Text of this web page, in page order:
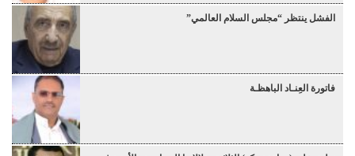
الفشل ينتظر “مجلس السلام العالمي”
فاتورة العِنـاد الباهظـة